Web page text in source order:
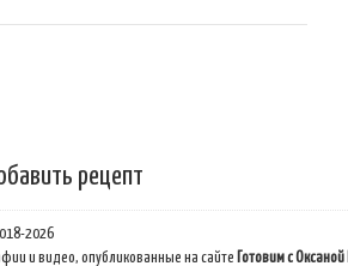
рецепт
2026
и видео, опубликованные на сайте Готовим с